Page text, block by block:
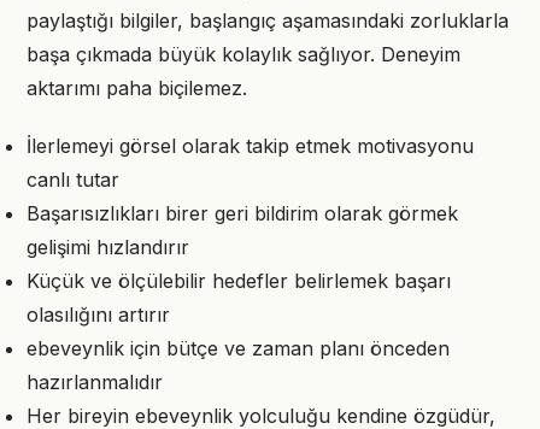
paylaştığı bilgiler, başlangıç aşamasındaki zorluklarla
başa çıkmada büyük kolaylık sağlıyor. Deneyim
aktarımı paha biçilemez.
İlerlemeyi görsel olarak takip etmek motivasyonu
canlı tutar
Başarısızlıkları birer geri bildirim olarak görmek
gelişimi hızlandırır
Küçük ve ölçülebilir hedefler belirlemek başarı
olasılığını artırır
ebeveynlik için bütçe ve zaman planı önceden
hazırlanmalıdır
Her bireyin ebeveynlik yolculuğu kendine özgüdür,